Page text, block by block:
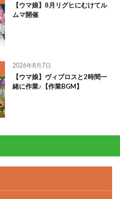
【ウマ娘】8月リグヒにむけてル
ムマ開催
2026年8月7日
【ウマ娘】ヴィブロスと2時間一
緒に作業♪【作業BGM】